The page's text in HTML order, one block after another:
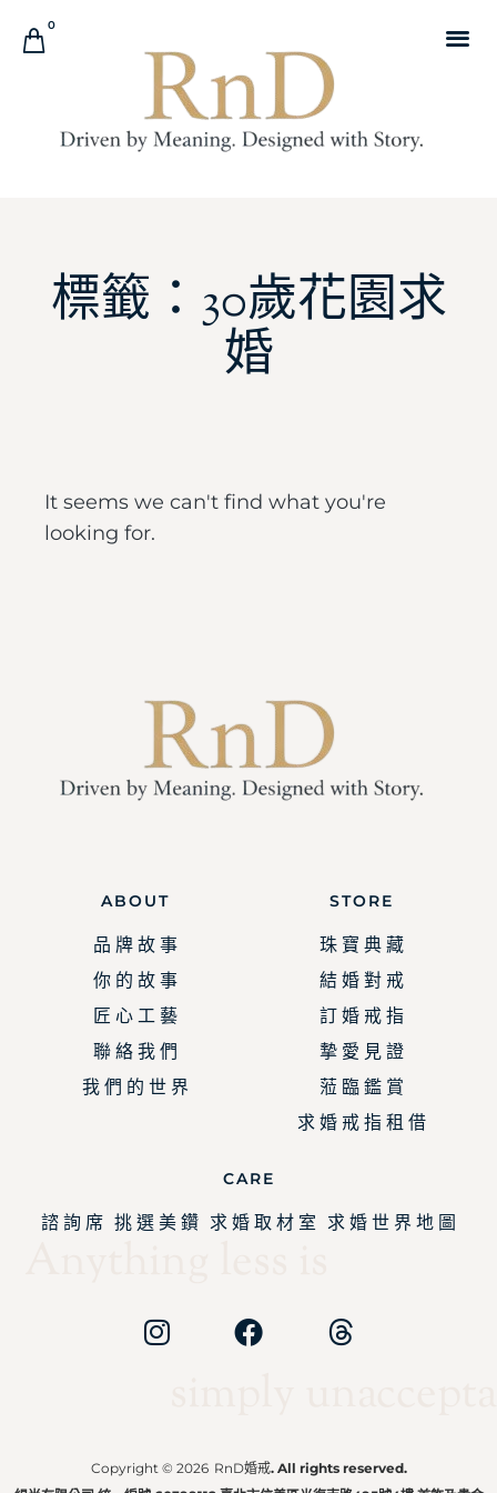
0
標籤：30歲花園求
婚
It seems we can't find what you're
looking for.
ABOUT
品 牌 故 事
你 的 故 事
匠 心 工 藝
聯 絡 我 們
我 們 的 世 界
STORE
珠 寶 典 藏
結 婚 對 戒
訂 婚 戒 指
摯 愛 見 證
蒞 臨 鑑 賞
求 婚 戒 指 租 借
CARE
諮 詢 席 挑 選 美 鑽 求 婚 取 材 室 求 婚 世 界 地 圖
Copyright © 2026 RnD婚戒. All rights reserved.